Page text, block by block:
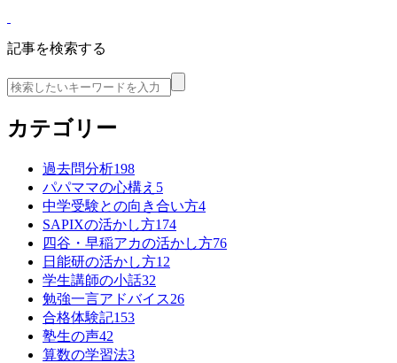
記事を検索する
カテゴリー
過去問分析198
パパママの心構え 5
中学受験との向き合い方4
SAPIXの活かし方174
四谷・早稲アカの活かし方76
日能研の活かし方12
学生講師の小話32
勉強一言アドバイス26
合格体験記153
塾生の声42
算数の学習法3